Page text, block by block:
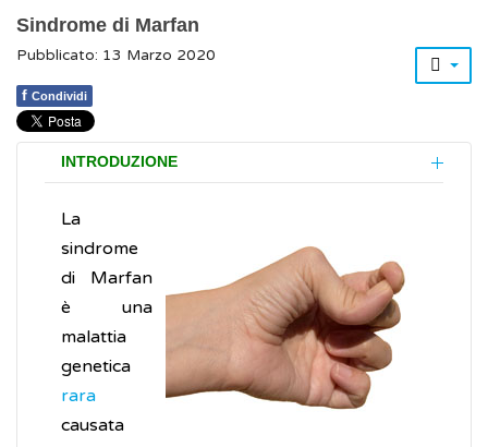
Sindrome di Marfan
Pubblicato: 13 Marzo 2020
f Condividi
INTRODUZIONE
La
sindrome
di Marfan
è una
malattia
genetica
rara
causata